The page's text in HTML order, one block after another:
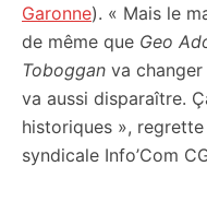
Garonne). « Mais le
de même que Geo
Toboggan va
va aussi disparaître.
historiques »,
syndicale Info’Com